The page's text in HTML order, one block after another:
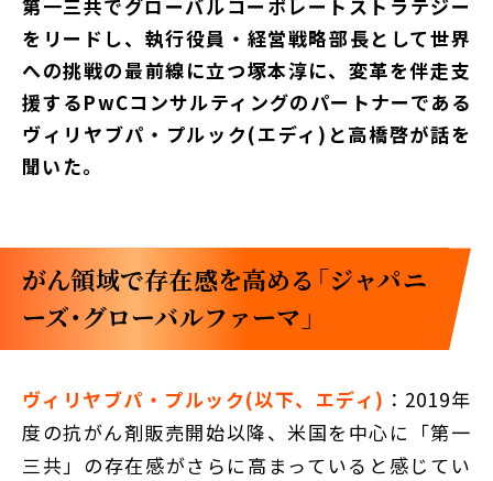
第一三共でグローバルコーポレートストラテジー
をリードし、執行役員・経営戦略部長として世界
への挑戦の最前線に立つ塚本淳に、変革を伴走支
援するPwCコンサルティングのパートナーである
ヴィリヤブパ・プルック(エディ)と高橋啓が話を
聞いた。
がん領域で存在感を高める「ジャパニ
ーズ・グローバルファーマ」
ヴィリヤブパ・プルック(以下、エディ) ：2019年
度の抗がん剤販売開始以降、米国を中心に「第一
三共」の存在感がさらに高まっていると感じてい